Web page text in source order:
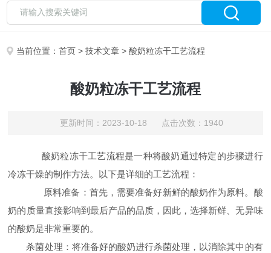
当前位置：首页 >技术文章 > 酸奶粒冻干工艺流程
酸奶粒冻干工艺流程
更新时间：2023-10-18 点击次数：1940
酸奶粒冻干工艺流程是一种将酸奶通过特定的步骤进行
冷冻干燥的制作方法。以下是详细的工艺流程：
原料准备：首先，需要准备好新鲜的酸奶作为原料。酸
奶的质量直接影响到最后产品的品质，因此，选择新鲜、无异味
的酸奶是非常重要的。
杀菌处理：将准备好的酸奶进行杀菌处理，以消除其中的有